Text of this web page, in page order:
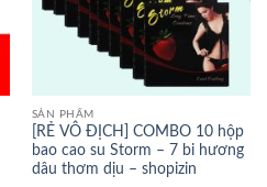
SẢN PHẨM
[RẺ VÔ ĐỊCH] COMBO 10 hộp
bao cao su Storm – 7 bi hương
dâu thơm dịu – shopizin